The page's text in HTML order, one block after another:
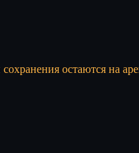
остаются на